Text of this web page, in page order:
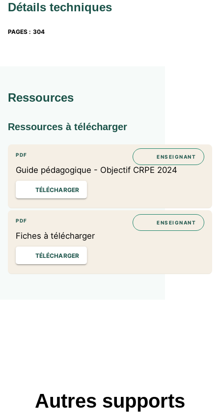
Détails techniques
PAGES : 304
Ressources
Ressources à télécharger
PDF
Guide pédagogique - Objectif CRPE 2024
ENSEIGNANT
TÉLÉCHARGER
PDF
Fiches à télécharger
ENSEIGNANT
TÉLÉCHARGER
Autres supports